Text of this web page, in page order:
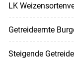
LK
Getreideernte
Steigende